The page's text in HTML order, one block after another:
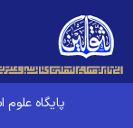
پایگاه